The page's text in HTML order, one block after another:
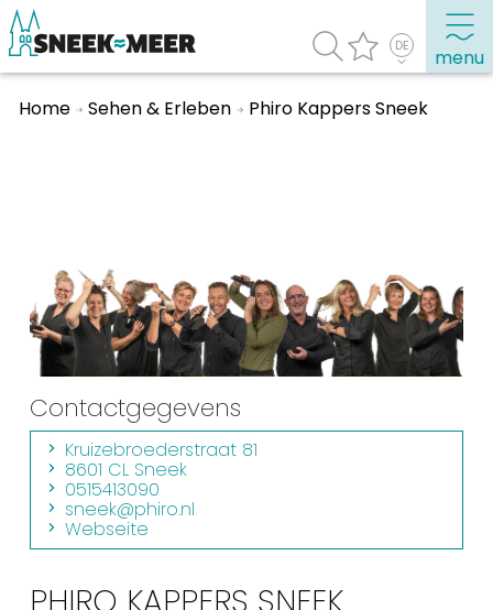
menu
Sehenswürdigkeiten
Sehen & Erleben
Essen, Trinken, Ausgehen
Wassersport
Übernachten
Einkaufen
Home Sehen & Erleben Phiro Kappers Sneek
Contactgegevens
Kruizebroederstraat 81
8601 CL Sneek
0515413090
sneek@phiro.nl
Webseite